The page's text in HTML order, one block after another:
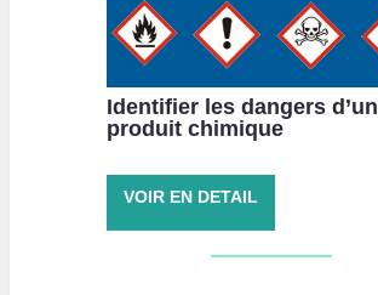
Identifier les dangers d’un
produit chimique
VOIR EN DETAIL